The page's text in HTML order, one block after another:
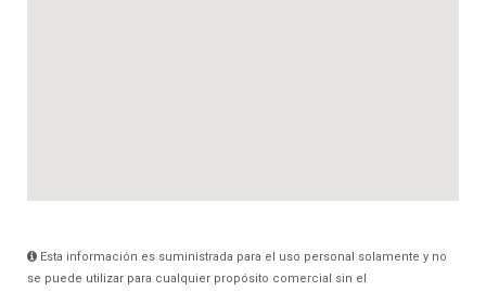
Esta información es suministrada para el uso personal solamente y no
se puede utilizar para cualquier propósito comercial sin el